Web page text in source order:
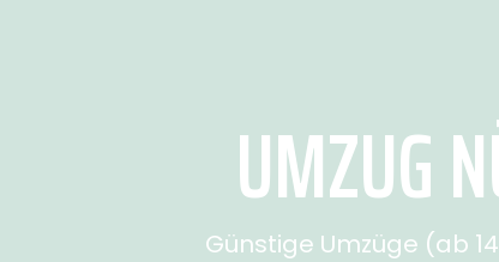
UMZUG
Günstige Umzüge (ab